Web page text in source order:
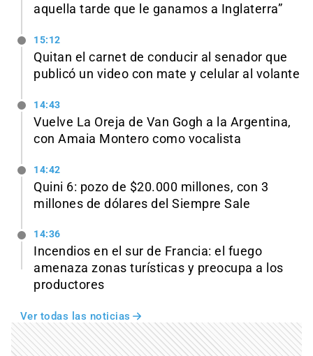
aquella tarde que le ganamos a Inglaterra”
15:12
Quitan el carnet de conducir al senador que
publicó un video con mate y celular al volante
14:43
Vuelve La Oreja de Van Gogh a la Argentina,
con Amaia Montero como vocalista
14:42
Quini 6: pozo de $20.000 millones, con 3
millones de dólares del Siempre Sale
14:36
Incendios en el sur de Francia: el fuego
amenaza zonas turísticas y preocupa a los
productores
Ver todas las noticias